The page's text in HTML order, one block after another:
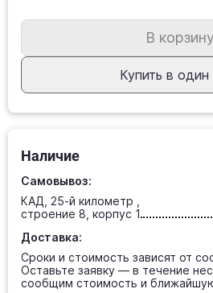
В
Купить в один
Наличие
Самовывоз:
КАД, 25-й километр ,
строение 8, корпус 1
Доставка:
Сроки и стоимость зависят от
Оставьте заявку — в течение
сообщим стоимость и